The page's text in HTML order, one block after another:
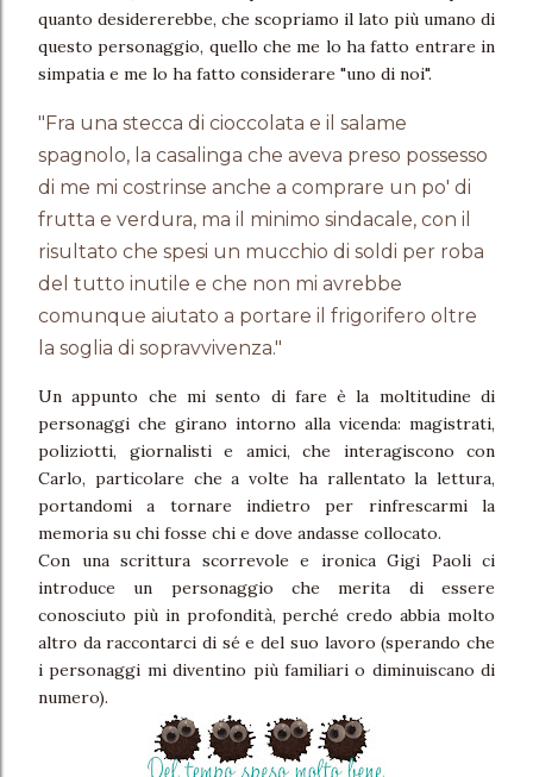
quanto desidererebbe, che scopriamo il lato più umano di
questo personaggio, quello che me lo ha fatto entrare in
simpatia e me lo ha fatto considerare "uno di noi".
"Fra una stecca di cioccolata e il salame
spagnolo, la casalinga che aveva preso possesso
di me mi costrinse anche a comprare un po' di
frutta e verdura, ma il minimo sindacale, con il
risultato che spesi un mucchio di soldi per roba
del tutto inutile e che non mi avrebbe
comunque aiutato a portare il frigorifero oltre
la soglia di sopravvivenza."
Un appunto che mi sento di fare è la moltitudine di
personaggi che girano intorno alla vicenda: magistrati,
poliziotti, giornalisti e amici, che interagiscono con
Carlo, particolare che a volte ha rallentato la lettura,
portandomi a tornare indietro per rinfrescarmi la
memoria su chi fosse chi e dove andasse collocato.
Con una scrittura scorrevole e ironica Gigi Paoli ci
introduce un personaggio che merita di essere
conosciuto più in profondità, perché credo abbia molto
altro da raccontarci di sé e del suo lavoro (sperando che
i personaggi mi diventino più familiari o diminuiscano di
numero).